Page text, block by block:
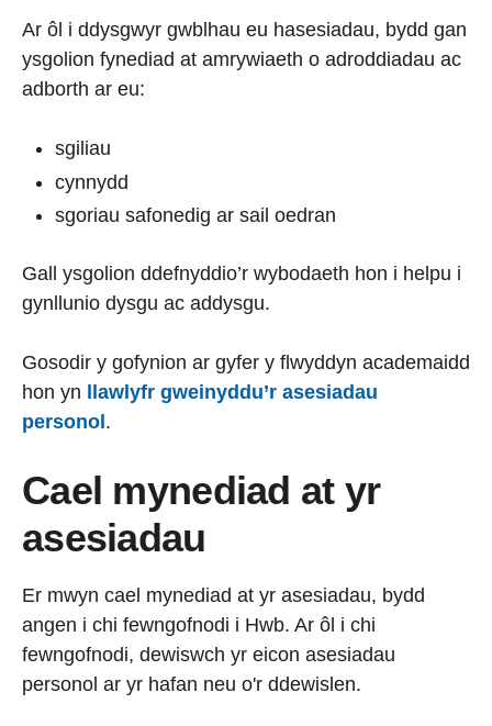
Ar ôl i ddysgwyr gwblhau eu hasesiadau, bydd gan
ysgolion fynediad at amrywiaeth o adroddiadau ac
adborth ar eu:
sgiliau
cynnydd
sgoriau safonedig ar sail oedran
Gall ysgolion ddefnyddio’r wybodaeth hon i helpu i
gynllunio dysgu ac addysgu.
Gosodir y gofynion ar gyfer y flwyddyn academaidd
hon yn
llawlyfr gweinyddu’r asesiadau
personol .
Cael mynediad at yr
asesiadau
Er mwyn cael mynediad at yr asesiadau, bydd
angen i chi fewngofnodi i Hwb. Ar ôl i chi
fewngofnodi, dewiswch yr eicon asesiadau
personol ar yr hafan neu o'r ddewislen.